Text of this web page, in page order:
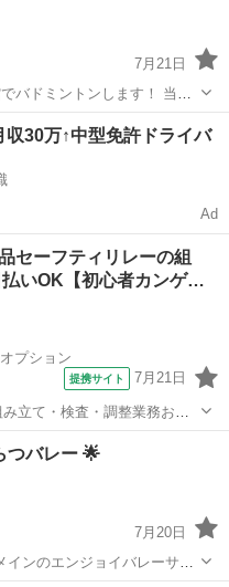
7月21日
バドミントンします！ 当日
館予約しますができなかった
トン
収30万↑中型免許ドライバ
Ad
セーフティリレーの組
払いOK【初心者カンゲ…
プション
提携サイト 7月21日
立て・検査・調整業務およ
レー) のラインオペレータ
バレー 🌟
7月20日